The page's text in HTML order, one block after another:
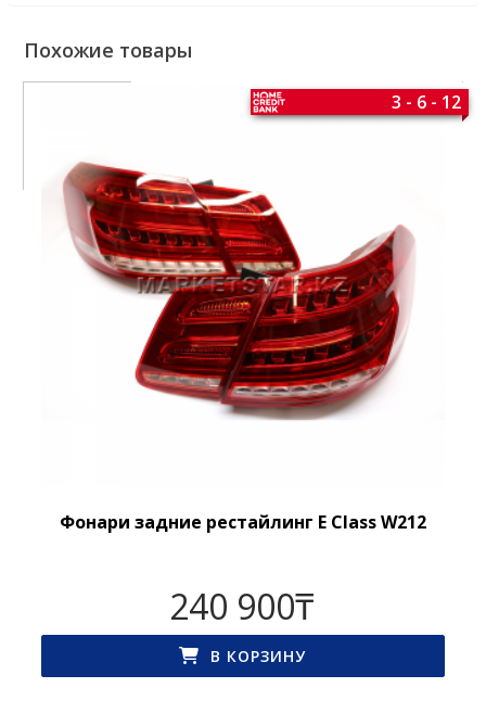
Похожие товары
Фонари задние рестайлинг E Class W212
3 - 6 - 12
240 900₸
В КОРЗИНУ